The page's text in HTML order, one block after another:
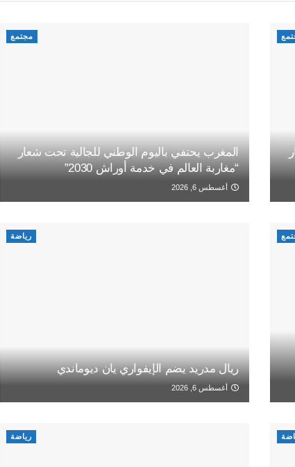
مجتمع
المغرب يحتفي باليوم الوطني للجالية تحت شعار
“مغاربة العالم في خدمة أوراش 2030”
أغسطس 6, 2026
رياضة
ريال مدريد يضم الإيفواري يان ديوماندي
أغسطس 6, 2026
رياضة